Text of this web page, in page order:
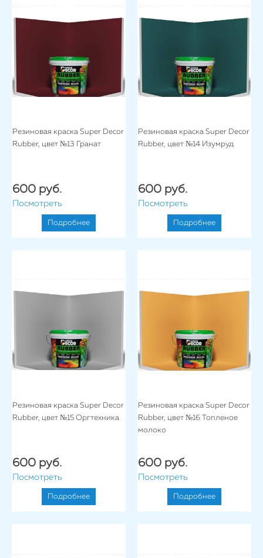
Резиновая краска Super Decor
Rubber, цвет №13 Гранат
600 руб.
Посмотреть
Подробнее
Резиновая краска Super Decor
Rubber, цвет №14 Изумруд
600 руб.
Посмотреть
Подробнее
Резиновая краска Super Decor
Rubber, цвет №15 Оргтехника
600 руб.
Посмотреть
Подробнее
Резиновая краска Super Decor
Rubber, цвет №16 Топленое
молоко
600 руб.
Посмотреть
Подробнее